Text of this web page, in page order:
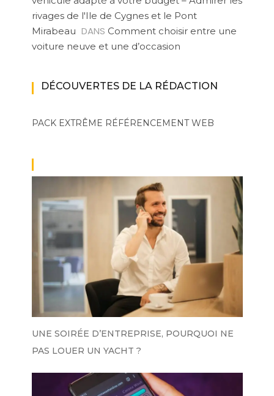
rivages de l'Ile de Cygnes et le Pont
Mirabeau DANS Comment choisir entre une
voiture neuve et une d’occasion
DÉCOUVERTES DE LA RÉDACTION
PACK EXTRÊME RÉFÉRENCEMENT WEB
UNE SOIRÉE D’ENTREPRISE, POURQUOI NE
PAS LOUER UN YACHT ?